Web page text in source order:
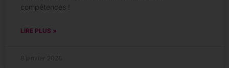
compétences !
LIRE PLUS »